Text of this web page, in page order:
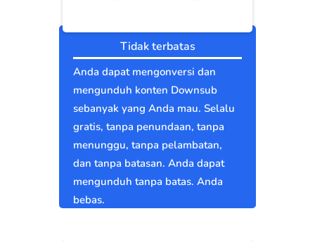
Tidak terbatas
Anda dapat mengonversi dan
mengunduh konten Downsub
sebanyak yang Anda mau. Selalu
gratis, tanpa penundaan, tanpa
menunggu, tanpa pelambatan,
dan tanpa batasan. Anda dapat
mengunduh tanpa batas. Anda
bebas.